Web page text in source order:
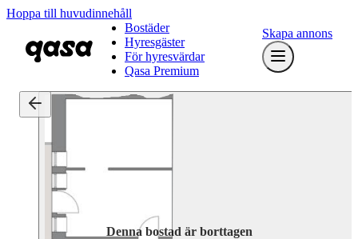
Hoppa till huvudinnehåll
Bostäder
Hyresgäster
För hyresvärdar
Qasa Premium
Skapa annons
Denna bostad är borttagen